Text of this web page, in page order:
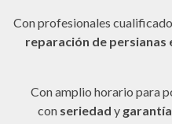
Con profesionales
reparación de persianas
Con amplio horario para
con seriedad y garantía